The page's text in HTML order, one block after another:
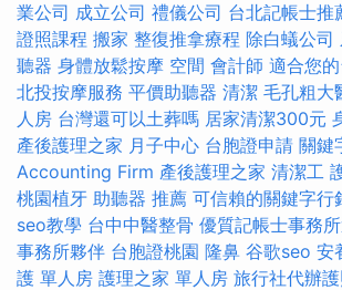
業公司 成立公司 禮儀公司 台北記帳士推
證照課程 搬家 整復推拿療程 除白蟻公司
聽器 身體放鬆按摩 空間 會計師 適合您
北投按摩服務 平價助聽器 清潔 毛孔粗大
人房 台灣還可以土葬嗎 居家清潔300元
產後護理之家 月子中心 台胞證申請 關鍵
Accounting Firm 產後護理之家 清潔工
桃園植牙 助聽器 推薦 可信賴的關鍵字行
seo教學 台中中醫整骨 優質記帳士事務
事務所夥伴 台胞證桃園 隆鼻 谷歌seo 安
護 單人房 護理之家 單人房 旅行社代辦